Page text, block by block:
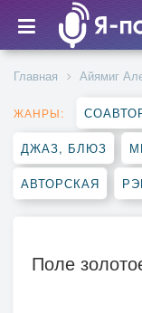
Главная Айямиг
ЖАНРЫ:
ДЖАЗ, БЛЮЗ
АВТОРСКАЯ
Поле